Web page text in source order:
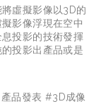
虛擬影像以3D的
影像浮現在空中
投影的技術發揮
投影出產品或是
品發表 #3D成像